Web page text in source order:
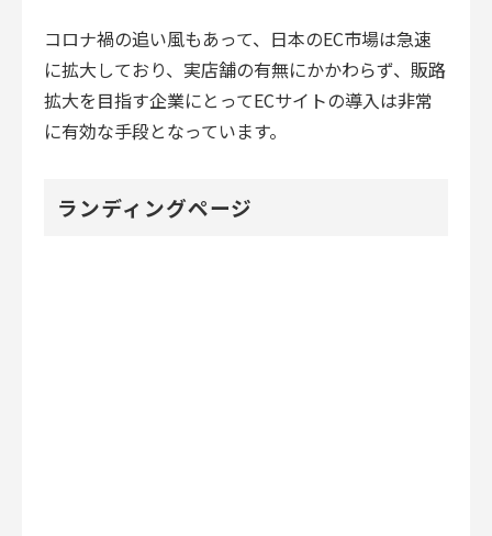
コロナ禍の追い風もあって、日本のEC市場は急速
に拡大しており、実店舗の有無にかかわらず、販路
拡大を目指す企業にとってECサイトの導入は非常
に有効な手段となっています。
ランディングページ